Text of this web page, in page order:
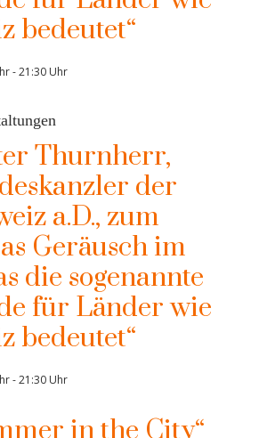
bedeutet“
-21:30 Uhr
Thurnherr,
der
a.D., zum
Geräusch im
die sogenannte
für Länder wie
bedeutet“
-21:30 Uhr
in the City“